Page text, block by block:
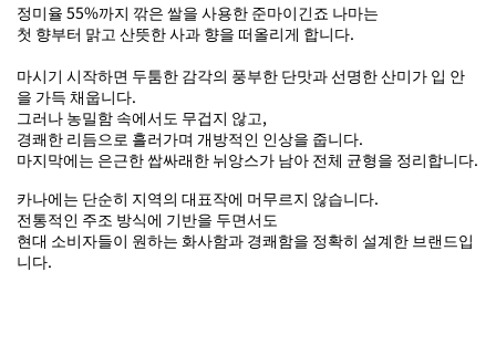
정미율 55%까지 깎은 쌀을 사용한 준마이긴죠 나마는
첫 향부터 맑고 산뜻한 사과 향을 떠올리게 합니다.
마시기 시작하면 두툼한 감각의 풍부한 단맛과 선명한 산미가 입 안
을 가득 채웁니다.
그러나 농밀함 속에서도 무겁지 않고,
경쾌한 리듬으로 흘러가며 개방적인 인상을 줍니다.
마지막에는 은근한 쌉싸래한 뉘앙스가 남아 전체 균형을 정리합니다.
카나에는 단순히 지역의 대표작에 머무르지 않습니다.
전통적인 주조 방식에 기반을 두면서도
현대 소비자들이 원하는 화사함과 경쾌함을 정확히 설계한 브랜드입
니다.